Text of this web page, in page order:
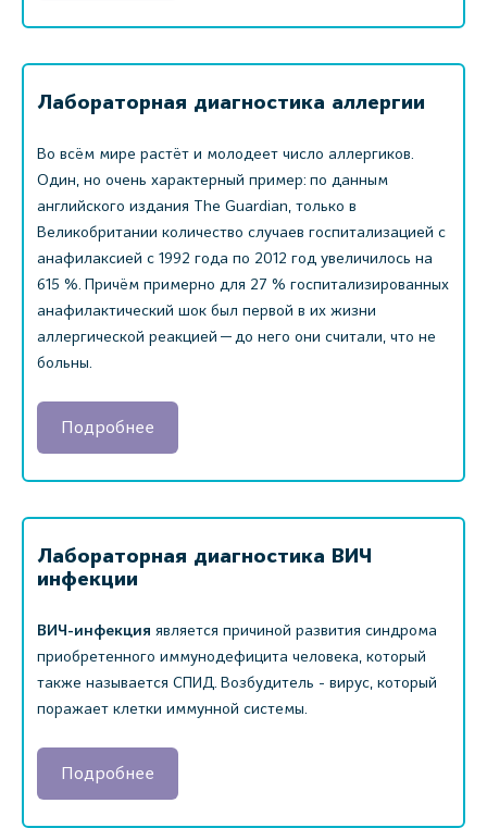
Лабораторная диагностика аллергии
Во всём мире растёт и молодеет число аллергиков.
Один, но очень характерный пример: по данным
английского издания The Guardian, только в
Великобритании количество случаев госпитализацией с
анафилаксией с 1992 года по 2012 год увеличилось на
615 %. Причём примерно для 27 % госпитализированных
анафилактический шок был первой в их жизни
аллергической реакцией — до него они считали, что не
больны.
Подробнее
Лабораторная диагностика ВИЧ
инфекции
ВИЧ-инфекция является причиной развития синдрома
приобретенного иммунодефицита человека, который
также называется СПИД. Возбудитель - вирус, который
поражает клетки иммунной системы.
Подробнее